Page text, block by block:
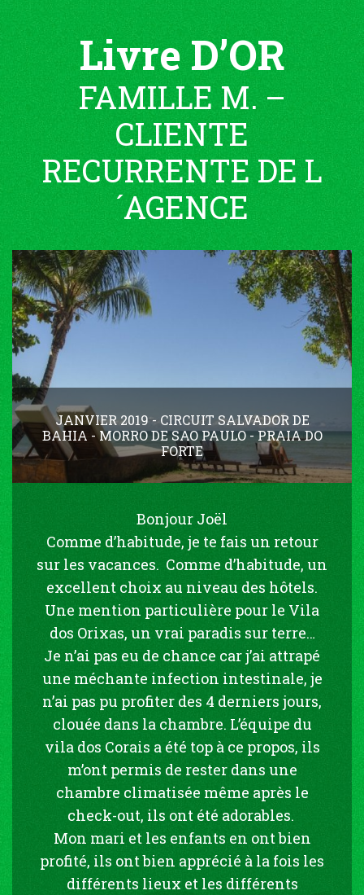
Livre D’OR
FAMILLE M. –
CLIENTE
RECURRENTE DE L
´AGENCE
JANVIER 2019 - CIRCUIT SALVADOR DE
BAHIA - MORRO DE SAO PAULO - PRAIA DO
FORTE
Bonjour Joël
Comme d’habitude, je te fais un retour
sur les vacances. Comme d’habitude, un
excellent choix au niveau des hôtels.
Une mention particulière pour le Vila
dos Orixas, un vrai paradis sur terre…
Je n’ai pas eu de chance car j’ai attrapé
une méchante infection intestinale, je
n’ai pas pu profiter des 4 derniers jours,
clouée dans la chambre. L’équipe du
vila dos Corais a été top à ce propos, ils
m’ont permis de rester dans une
chambre climatisée même après le
check-out, ils ont été adorables.
Mon mari et les enfants en ont bien
profité, ils ont bien apprécié à la fois les
différents lieux et les différents